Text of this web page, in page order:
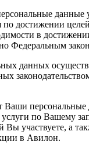
данные
по достижении
в
Федеральным
данных
персональные
услуги по Вашему
участвуете, а
в Авилон.